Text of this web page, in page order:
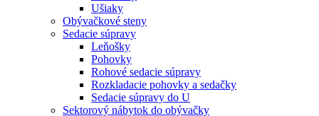
Ušiaky
Obývačkové steny
Sedacie súpravy
Leňošky
Pohovky
Rohové sedacie súpravy
Rozkladacie pohovky a sedačky
Sedacie súpravy do U
Sektorový nábytok do obývačky